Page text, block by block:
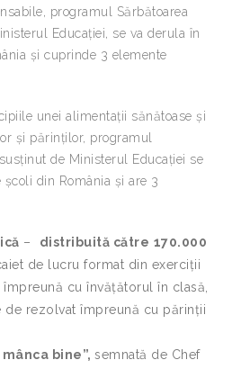
programul Sărbătoarea
Educației, se va derula în
și cuprinde 3 elemente
unei alimentații sănătoase și
și părinților, programul
de Ministerul Educației se
din România și are 3
– distribuită către 170.000
de lucru format din exerciții
cu învățătorul în clasă,
de rezolvat împreună cu părinții
mânca bine”,semnată de Chef